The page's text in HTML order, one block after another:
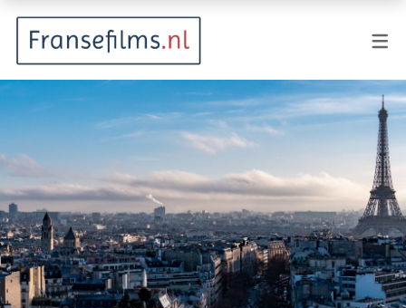
Animatie
Documentaire
Drama
Fantasy
Horror